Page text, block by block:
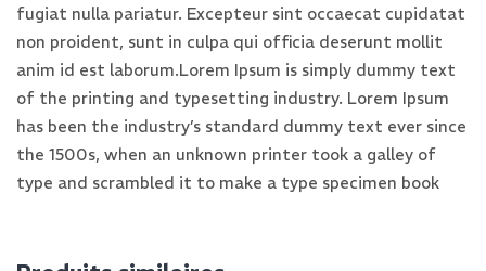
fugiat nulla pariatur. Excepteur sint occaecat cupidatat
non proident, sunt in culpa qui officia deserunt mollit
anim id est laborum.Lorem Ipsum is simply dummy text
of the printing and typesetting industry. Lorem Ipsum
has been the industry’s standard dummy text ever since
the 1500s, when an unknown printer took a galley of
type and scrambled it to make a type specimen book